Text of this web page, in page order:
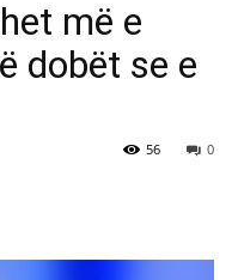
më e
dobët se e
0
56